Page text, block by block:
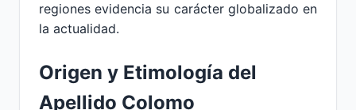
regiones evidencia su carácter globalizado en
la actualidad.
Origen y Etimología del
Apellido Colomo